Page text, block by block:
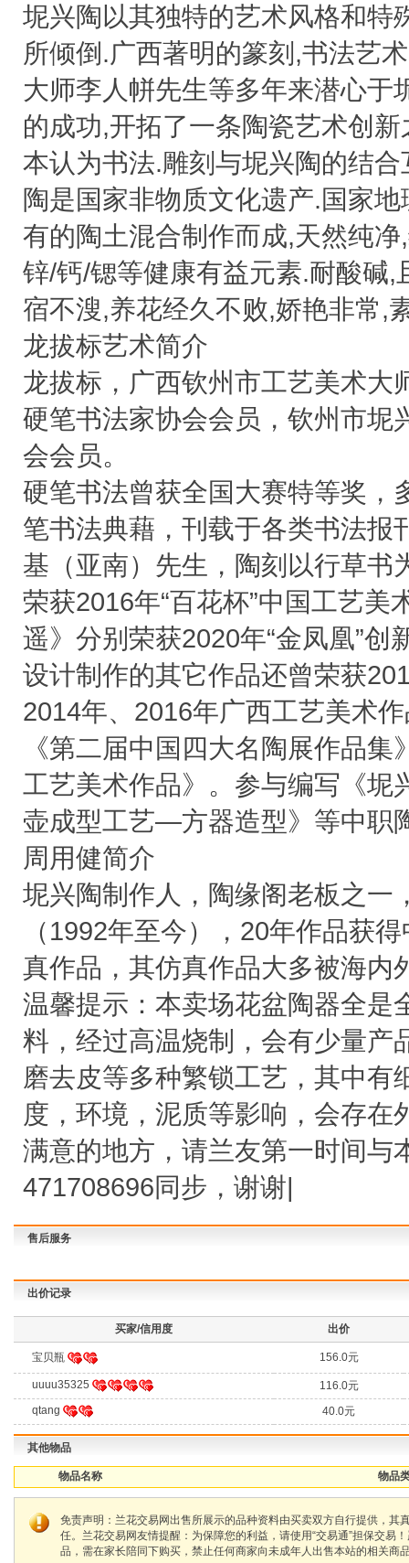
坭兴陶以其独特的艺术风格和特
所倾倒.广西著明的篆刻,书法艺
大师李人帡先生等多年来潜心于
的成功,开拓了一条陶瓷艺术创
本认为书法.雕刻与坭兴陶的结
陶是国家非物质文化遗产.国家
有的陶土混合制作而成,天然纯
锌/钙/锶等健康有益元素.耐酸碱
宿不溲,养花经久不败,娇艳非常,
龙拔标艺术简介
龙拔标，广西钦州市工艺美术大
硬笔书法家协会会员，钦州市坭
会会员。
硬笔书法曾获全国大赛特等奖，
笔书法典藉，刊载于各类书法报
基（亚南）先生，陶刻以行草书
荣获2016年“百花杯”中国工艺
遥》分别荣获2020年“金凤凰”
设计制作的其它作品还曾荣获
2014年、2016年广西工艺美术
《第二届中国四大名陶展作品
工艺美术作品》。参与编写《坭
壶成型工艺—方器造型》等中职
周用健简介
坭兴陶制作人，陶缘阁老板之一
（1992年至今），20年作品获
真作品，其仿真作品大多被海内
温馨提示：本卖场花盆陶器全是
料，经过高温烧制，会有少量产
磨去皮等多种繁锁工艺，其中
度，环境，泥质等影响，会存
满意的地方，请兰友第一时间与
471708696同步，谢谢|
售后服务
出价记录
买家/信用度 出价
宝贝瓶 156.0元
uuuu35325
116.0元
qtang
40.0元
其他物品
物品名称 物品
免责声明：兰花交易网出售所展示的品种资料由买卖双方自行提供，
任。兰花交易网友情提醒：为保障您的利益，请使用“交易通”担保交
品，需在家长陪同下购买，禁止任何商家向未成年人出售本站的相关商